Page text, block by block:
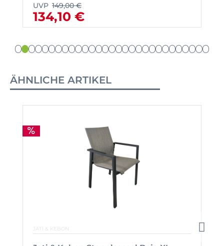
UVP 149,00 €
134,10 €
ÄHNLICHE ARTIKEL
JATI & KEBON